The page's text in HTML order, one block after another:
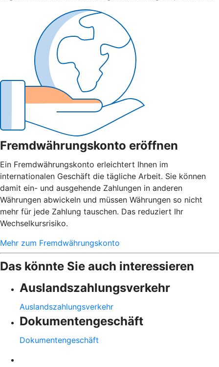
Fremdwährungskonto eröffnen
Ein Fremdwährungskonto erleichtert Ihnen im
internationalen Geschäft die tägliche Arbeit. Sie können
damit ein- und ausgehende Zahlungen in anderen
Währungen abwickeln und müssen Währungen so nicht
mehr für jede Zahlung tauschen. Das reduziert Ihr
Wechselkursrisiko.
Mehr zum Fremdwährungskonto
Das könnte Sie auch interessieren
Auslandszahlungsverkehr
Auslandszahlungsverkehr
Dokumentengeschäft
Dokumentengeschäft